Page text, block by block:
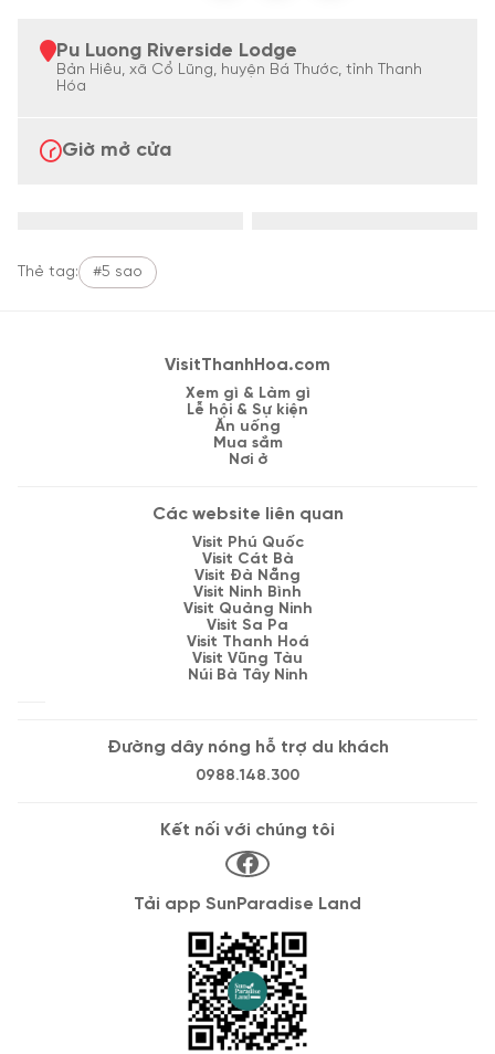
Pu Luong Riverside Lodge
Bản Hiêu, xã Cổ Lũng, huyện Bá Thước, tỉnh Thanh
Hóa
Giờ mở cửa
Thẻ tag: #5 sao
VisitThanhHoa.com
Xem gì & Làm gì
Lễ hội & Sự kiện
Ăn uống
Mua sắm
Nơi ở
Các website liên quan
Visit Phú Quốc
Visit Cát Bà
Visit Đà Nẵng
Visit Ninh Bình
Visit Quảng Ninh
Visit Sa Pa
Visit Thanh Hoá
Visit Vũng Tàu
Núi Bà Tây Ninh
Đường dây nóng hỗ trợ du khách
0988.148.300
Kết nối với chúng tôi
Tải app SunParadise Land